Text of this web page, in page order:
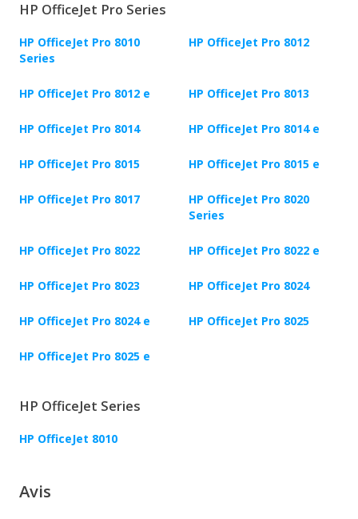
HP OfficeJet Pro Series
HP OfficeJet Pro 8010
Series
HP OfficeJet Pro 8012
HP OfficeJet Pro 8012 e HP OfficeJet Pro 8013
HP OfficeJet Pro 8014 HP OfficeJet Pro 8014 e
HP OfficeJet Pro 8015 HP OfficeJet Pro 8015 e
HP OfficeJet Pro 8017
HP OfficeJet Pro 8020
Series
HP OfficeJet Pro 8022 HP OfficeJet Pro 8022 e
HP OfficeJet Pro 8023 HP OfficeJet Pro 8024
HP OfficeJet Pro 8024 e HP OfficeJet Pro 8025
HP OfficeJet Pro 8025 e
HP OfficeJet Series
HP OfficeJet 8010
Avis